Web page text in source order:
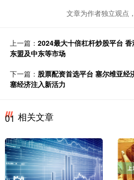
文章为作者独立观点
上一篇： 2024最大十倍杠杆炒股平台
东盟及中东等市场
下一篇： 股票配资首选平台 塞尔维亚经
塞经济注入新活力
01 相关文章